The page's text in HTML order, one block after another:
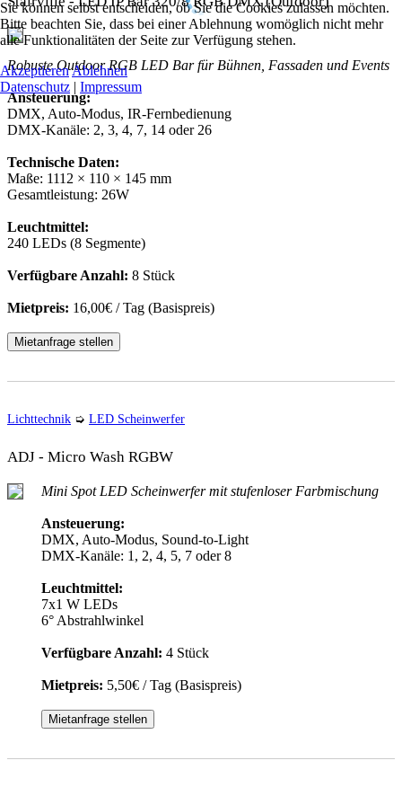
Robuste Outdoor RGB LED Bar für Bühnen, Fassaden und Events
Ansteuerung:
DMX, Auto-Modus, IR-Fernbedienung
DMX-Kanäle: 2, 3, 4, 7, 14 oder 26
Technische Daten:
Maße: 1112 × 110 × 145 mm
Gesamtleistung: 26W
Leuchtmittel:
240 LEDs (8 Segmente)
Verfügbare Anzahl: 8 Stück
Mietpreis: 16,00€ / Tag (Basispreis)
Mietanfrage stellen
Lichttechnik ➭ LED Scheinwerfer
ADJ - Micro Wash RGBW
Mini Spot LED Scheinwerfer mit stufenloser Farbmischung
Ansteuerung:
DMX, Auto-Modus, Sound-to-Light
DMX-Kanäle: 1, 2, 4, 5, 7 oder 8
Leuchtmittel:
7x1 W LEDs
6° Abstrahlwinkel
Verfügbare Anzahl: 4 Stück
Mietpreis: 5,50€ / Tag (Basispreis)
Mietanfrage stellen
Sie können selbst entscheiden, ob Sie die Cookies zulassen möchten.
Bitte beachten Sie, dass bei einer Ablehnung womöglich nicht mehr
alle Funktionalitäten der Seite zur Verfügung stehen.
AkzeptierenAblehnen
Datenschutz | Impressum